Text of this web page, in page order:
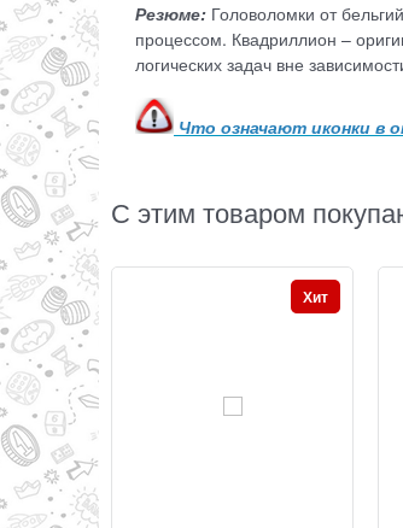
Резюме: Головоломки от
процессом. Квадриллион –
логических задач вне
Что означают иконки в
С этим товаром
Хит